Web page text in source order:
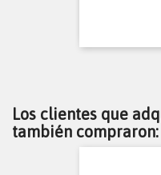
Los clientes que
también compraron: